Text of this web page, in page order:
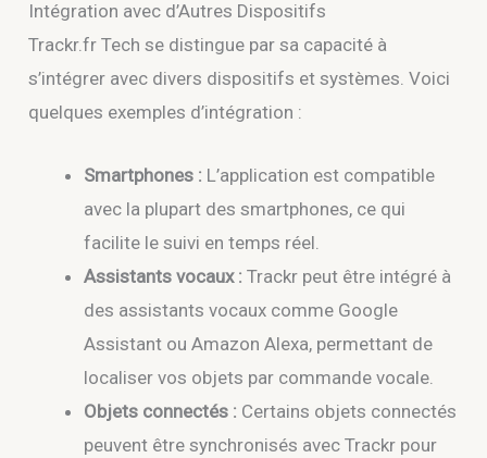
Intégration avec d’Autres Dispositifs
Trackr.fr Tech se distingue par sa capacité à
s’intégrer avec divers dispositifs et systèmes. Voici
quelques exemples d’intégration :
Smartphones : L’application est compatible
avec la plupart des smartphones, ce qui
facilite le suivi en temps réel.
Assistants vocaux : Trackr peut être intégré à
des assistants vocaux comme Google
Assistant ou Amazon Alexa, permettant de
localiser vos objets par commande vocale.
Objets connectés : Certains objets connectés
peuvent être synchronisés avec Trackr pour